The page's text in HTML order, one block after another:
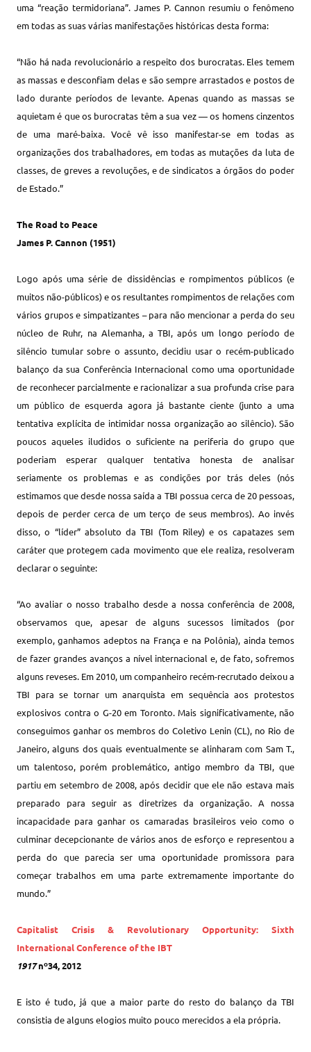
uma “reação termidoriana”. James P. Cannon resumiu o fenômeno
em todas as suas várias manifestações históricas desta forma:
“Não há nada revolucionário a respeito dos burocratas. Eles temem
as massas e desconfiam delas e são sempre arrastados e postos de
lado durante períodos de levante. Apenas quando as massas se
aquietam é que os burocratas têm a sua vez — os homens cinzentos
de uma maré-baixa. Você vê isso manifestar-se em todas as
organizações dos trabalhadores, em todas as mutações da luta de
classes, de greves a revoluções, e de sindicatos a órgãos do poder
de Estado.”
The Road to Peace
James P. Cannon (1951)
Logo após uma série de dissidências e rompimentos públicos (e
muitos não-públicos) e os resultantes rompimentos de relações com
vários grupos e simpatizantes – para não mencionar a perda do seu
núcleo de Ruhr, na Alemanha, a TBI, após um longo período de
silêncio tumular sobre o assunto, decidiu usar o recém-publicado
balanço da sua Conferência Internacional como uma oportunidade
de reconhecer parcialmente e racionalizar a sua profunda crise para
um público de esquerda agora já bastante ciente (junto a uma
tentativa explícita de intimidar nossa organização ao silêncio). São
poucos aqueles iludidos o suficiente na periferia do grupo que
poderiam esperar qualquer tentativa honesta de analisar
seriamente os problemas e as condições por trás deles (nós
estimamos que desde nossa saída a TBI possua cerca de 20 pessoas,
depois de perder cerca de um terço de seus membros). Ao invés
disso, o “líder” absoluto da TBI (Tom Riley) e os capatazes sem
caráter que protegem cada movimento que ele realiza, resolveram
declarar o seguinte:
“Ao avaliar o nosso trabalho desde a nossa conferência de 2008,
observamos que, apesar de alguns sucessos limitados (por
exemplo, ganhamos adeptos na França e na Polônia), ainda temos
de fazer grandes avanços a nível internacional e, de fato, sofremos
alguns reveses. Em 2010, um companheiro recém-recrutado deixou a
TBI para se tornar um anarquista em sequência aos protestos
explosivos contra o G-20 em Toronto. Mais significativamente, não
conseguimos ganhar os membros do Coletivo Lenin (CL), no Rio de
Janeiro, alguns dos quais eventualmente se alinharam com Sam T.,
um talentoso, porém problemático, antigo membro da TBI, que
partiu em setembro de 2008, após decidir que ele não estava mais
preparado para seguir as diretrizes da organização. A nossa
incapacidade para ganhar os camaradas brasileiros veio como o
culminar decepcionante de vários anos de esforço e representou a
perda do que parecia ser uma oportunidade promissora para
começar trabalhos em uma parte extremamente importante do
mundo.”
Capitalist Crisis & Revolutionary Opportunity: Sixth
International Conference of the IBT
1917nº34, 2012
E isto é tudo, já que a maior parte do resto do balanço da TBI
consistia de alguns elogios muito pouco merecidos a ela própria.